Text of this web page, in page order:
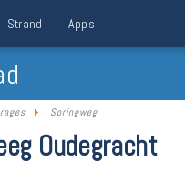
Strand Apps
Springweg
Oudegracht